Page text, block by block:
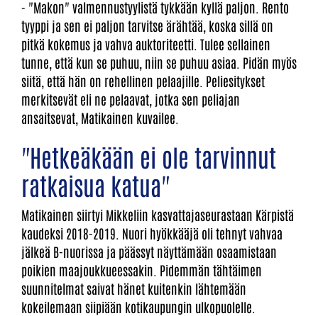
- "Makon" valmennustyylistä tykkään kyllä paljon. Rento
tyyppi ja sen ei paljon tarvitse ärähtää, koska sillä on
pitkä kokemus ja vahva auktoriteetti. Tulee sellainen
tunne, että kun se puhuu, niin se puhuu asiaa. Pidän myös
siitä, että hän on rehellinen pelaajille. Peliesitykset
merkitsevät eli ne pelaavat, jotka sen peliajan
ansaitsevat, Matikainen kuvailee.
"Hetkeäkään ei ole tarvinnut
ratkaisua katua"
Matikainen siirtyi Mikkeliin kasvattajaseurastaan Kärpistä
kaudeksi 2018-2019. Nuori hyökkääjä oli tehnyt vahvaa
jälkeä B-nuorissa ja päässyt näyttämään osaamistaan
poikien maajoukkueessakin. Pidemmän tähtäimen
suunnitelmat saivat hänet kuitenkin lähtemään
kokeilemaan siipiään kotikaupungin ulkopuolelle.